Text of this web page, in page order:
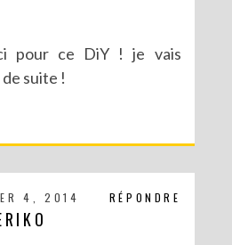
pour ce DiY ! je vais
suite !
RÉPONDRE
4, 2014